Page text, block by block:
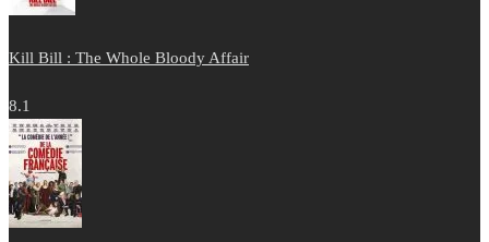
Kill Bill : The Whole Bloody Affair
8.1